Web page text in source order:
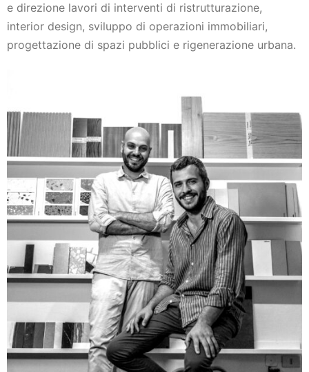
e direzione lavori di interventi di ristrutturazione,
interior design, sviluppo di operazioni immobiliari,
progettazione di spazi pubblici e rigenerazione urbana.